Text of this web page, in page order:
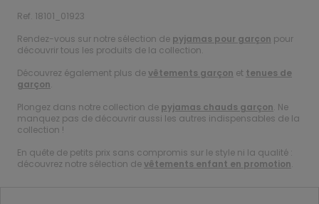
Ref. 18101_01923
Rendez-vous sur notre sélection de pyjamas pour garçon pour
découvrir tous les produits de la collection.
Découvrez également plus devêtements garçon et tenues de
garçon.
Plongez dans notre collection de pyjamas chauds garçon. Ne
manquez pas de découvrir aussi les autres indispensables de la
collection !
En quête de petits prix sans compromis sur le style ni la qualité :
découvrez notre sélection devêtements enfant en promotion.